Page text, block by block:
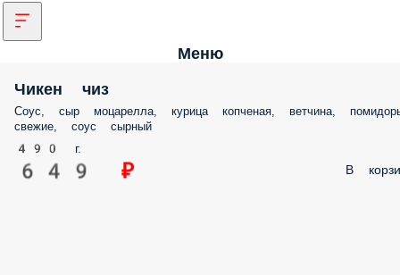
Меню
Чикен чиз
Соус, сыр моцарелла, курица копченая, ветчина,
свежие, соус сырный
490 г.
649 ₽ В